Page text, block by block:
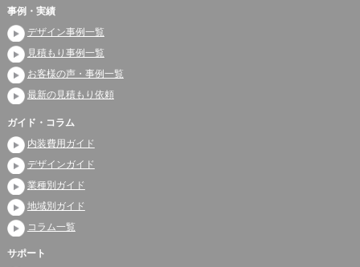
事例・実績
デザイン事例一覧
見積もり事例一覧
お客様の声・事例一覧
最新の見積もり依頼
ガイド・コラム
内装費用ガイド
デザインガイド
業種別ガイド
地域別ガイド
コラム一覧
サポート